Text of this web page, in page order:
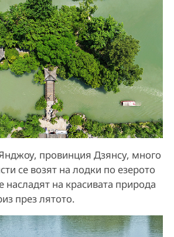
провинция Дзянсу, много
се возят на лодки по езерото
насладят на красивата природа
през лятото.